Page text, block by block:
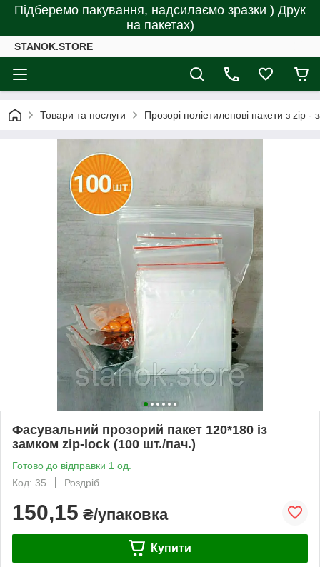
Підберемо пакування, надсилаємо зразки ) Друк
на пакетах)
STANOK.STORE
Товари та послуги Прозорі поліетиленові пакети з zip -
Фасувальний прозорий пакет 120*180 із
замком zip-lock (100 шт./пач.)
Готово до відправки 1 од.
Код: 35
Роздріб
150,15 ₴/упаковка
Купити